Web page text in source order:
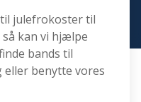
julefrokoster til
kan vi hjælpe
bands til
benytte vores